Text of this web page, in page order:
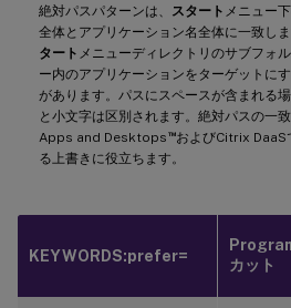
絶対パスパターンは、 スタート メニュー
全体とアプリケーション名全体に一致し
タート メニューディレクトリのサブフォ
ー内のアプリケーションをターゲットに
があります。パスにスペースが含まれる
と小文字は区別されます。絶対パスの一
Apps and Desktops ™およびCitrix DaaS
る上書きに役立ちます。
KEYWORDS:prefer=
カット